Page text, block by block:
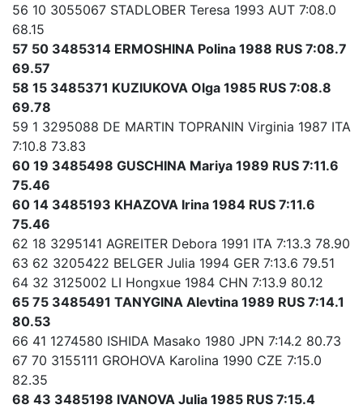
56 10 3055067 STADLOBER Teresa 1993 AUT 7:08.0
68.15
57 50 3485314 ERMOSHINA Polina 1988 RUS 7:08.7
69.57
58 15 3485371 KUZIUKOVA Olga 1985 RUS 7:08.8
69.78
59 1 3295088 DE MARTIN TOPRANIN Virginia 1987 ITA
7:10.8 73.83
60 19 3485498 GUSCHINA Mariya 1989 RUS 7:11.6
75.46
60 14 3485193 KHAZOVA Irina 1984 RUS 7:11.6
75.46
62 18 3295141 AGREITER Debora 1991 ITA 7:13.3 78.90
63 62 3205422 BELGER Julia 1994 GER 7:13.6 79.51
64 32 3125002 LI Hongxue 1984 CHN 7:13.9 80.12
65 75 3485491 TANYGINA Alevtina 1989 RUS 7:14.1
80.53
66 41 1274580 ISHIDA Masako 1980 JPN 7:14.2 80.73
67 70 3155111 GROHOVA Karolina 1990 CZE 7:15.0
82.35
68 43 3485198 IVANOVA Julia 1985 RUS 7:15.4